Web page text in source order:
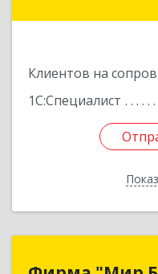
Клиентов на
1С:Специалист